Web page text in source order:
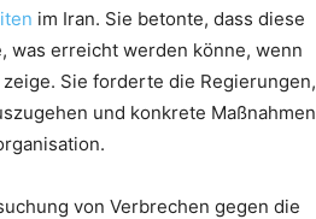
im Iran. Sie betonte, dass diese
was erreicht werden könne, wenn
Sie forderte die Regierungen,
und konkrete Maßnahmen
von Verbrechen gegen die